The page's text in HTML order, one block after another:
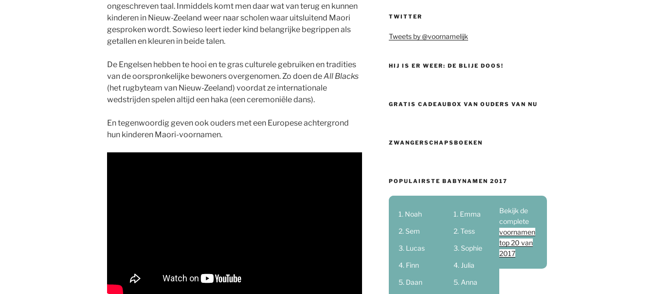
ongeschreven taal. Inmiddels komt men daar wat van terug en kunnen
kinderen in Nieuw-Zeeland weer naar scholen waar uitsluitend Maori
gesproken wordt. Sowieso leert ieder kind belangrijke begrippen als
getallen en kleuren in beide talen.
De Engelsen hebben te hooi en te gras culturele gebruiken en tradities
van de oorspronkelijke bewoners overgenomen. Zo doen deAll Blacks
(het rugbyteam van Nieuw-Zeeland) voordat ze internationale
wedstrijden spelen altijd een haka (een ceremoniële dans).
En tegenwoordig geven ook ouders met een Europese achtergrond
hun kinderen Maori-voornamen.
TWITTER
Tweets by @voornamelijk
HIJ IS ER WEER: DE BLIJE DOOS!
GRATIS CADEAUBOX VAN OUDERS VAN NU
ZWANGERSCHAPSBOEKEN
POPULAIRSTE BABYNAMEN 2017
Noah
Sem
Lucas
Finn
Daan
Emma
Tess
Sophie
Julia
Anna
Bekijk de
complete
voornamen
top 20 van
2017